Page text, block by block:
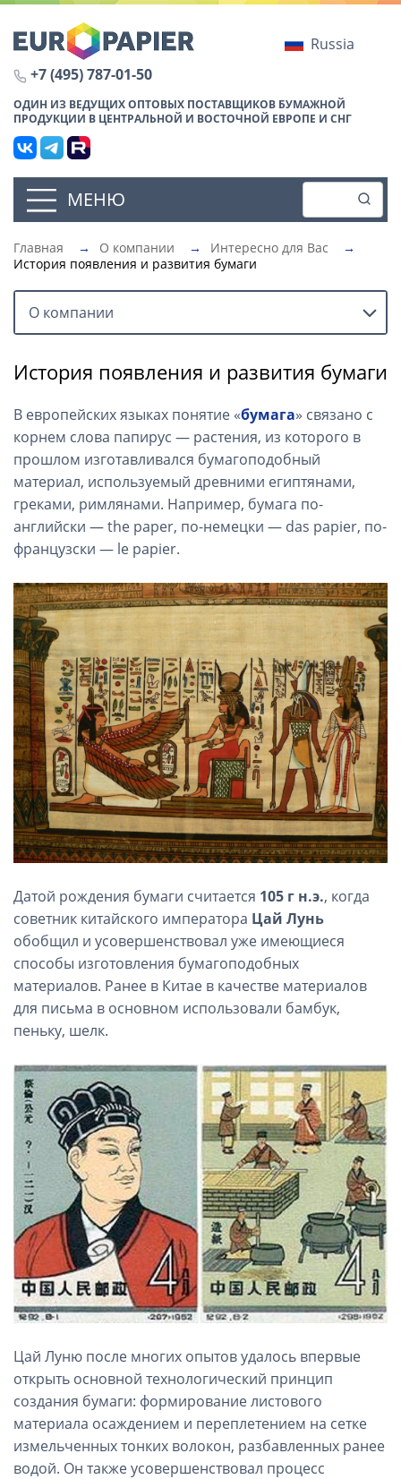
Russia
+7 (495) 787-01-50
ОДИН ИЗ ВЕДУЩИХ ОПТОВЫХ ПОСТАВЩИКОВ БУМАЖНОЙ
ПРОДУКЦИИ В ЦЕНТРАЛЬНОЙ И ВОСТОЧНОЙ ЕВРОПЕ И СНГ
МЕНЮ
Главная → О компании → Интересно для Вас
→
История появления и развития бумаги
О компании
История появления и развития бумаги
В европейских языках понятие «бумага» связано с
корнем слова папирус — растения, из которого в
прошлом изготавливался бумагоподобный
материал, используемый древними египтянами,
греками, римлянами. Например, бумага по-
английски — the paper, по-немецки — das papier, по-
французски — le papier.
Датой рождения бумаги считается 105 г н.э., когда
советник китайского императора Цай Лунь
обобщил и усовершенствовал уже имеющиеся
способы изготовления бумагоподобных
материалов. Ранее в Китае в качестве материалов
для письма в основном использовали бамбук,
пеньку, шелк.
Цай Луню после многих опытов удалось впервые
открыть основной технологический принцип
создания бумаги: формирование листового
материала осаждением и переплетением на сетке
измельченных тонких волокон, разбавленных ранее
водой. Он также усовершенствовал процесс